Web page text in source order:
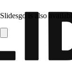
Slidesgo is also